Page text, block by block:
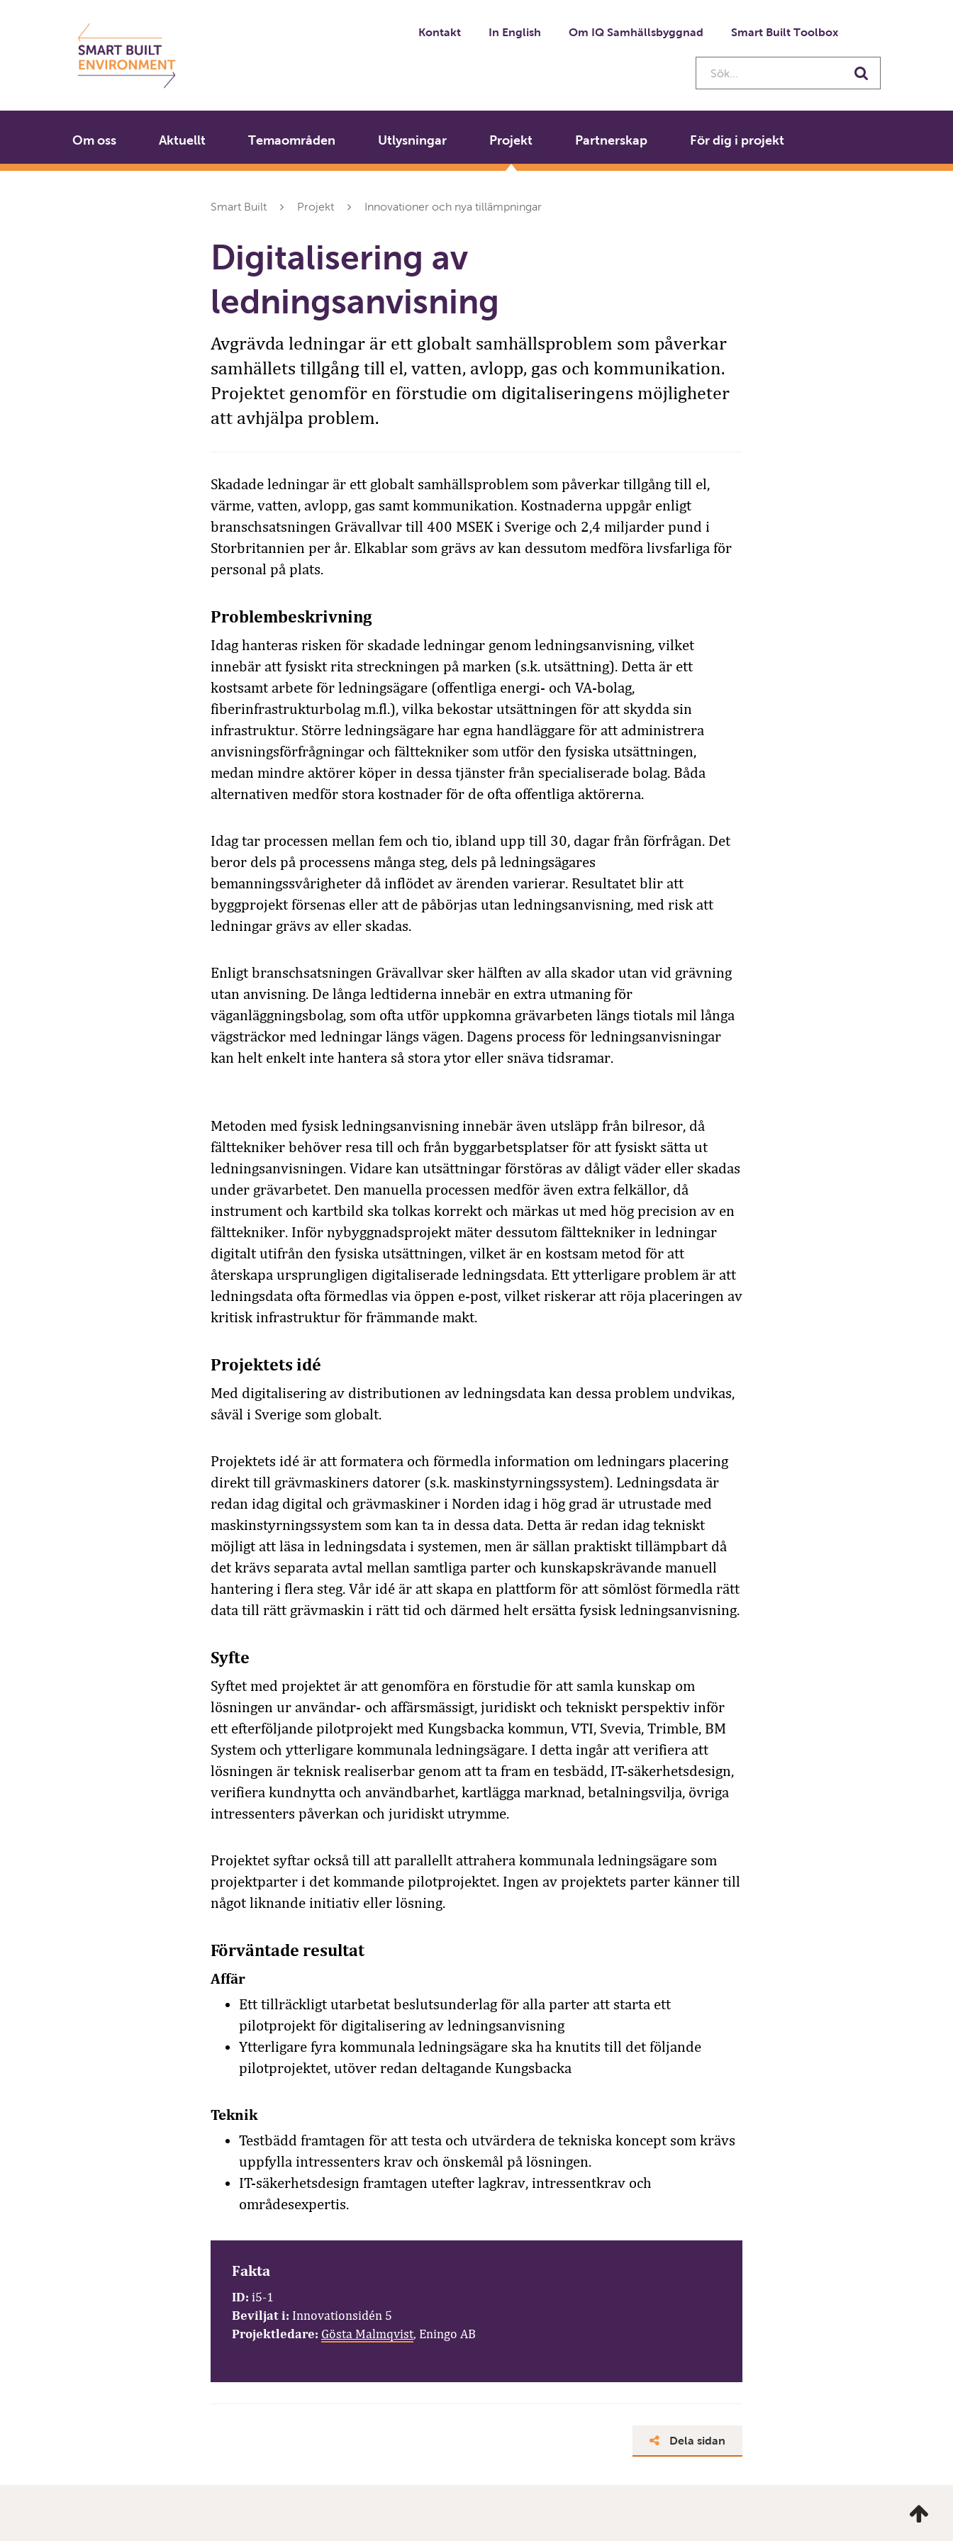
Kontakt In English Om IQ Samhällsbyggnad Smart Built Toolbox
Sök
Om oss Aktuellt Temaområden Utlysningar Projekt Partnerskap För dig i projekt
Smart Built Projekt Innovationer och nya tillämpningar
Digitalisering av
ledningsanvisning
Avgrävda ledningar är ett globalt samhällsproblem som påverkar
samhällets tillgång till el, vatten, avlopp, gas och kommunikation.
Projektet genomför en förstudie om digitaliseringens möjligheter
att avhjälpa problem.
Skadade ledningar är ett globalt samhällsproblem som påverkar tillgång till el,
värme, vatten, avlopp, gas samt kommunikation. Kostnaderna uppgår enligt
branschsatsningen Grävallvar till 400 MSEK i Sverige och 2,4 miljarder pund i
Storbritannien per år. Elkablar som grävs av kan dessutom medföra livsfarliga för
personal på plats.
Problembeskrivning
Idag hanteras risken för skadade ledningar genom ledningsanvisning, vilket
innebär att fysiskt rita streckningen på marken (s.k. utsättning). Detta är ett
kostsamt arbete för ledningsägare (offentliga energi- och VA-bolag,
fiberinfrastrukturbolag m.fl.), vilka bekostar utsättningen för att skydda sin
infrastruktur. Större ledningsägare har egna handläggare för att administrera
anvisningsförfrågningar och fälttekniker som utför den fysiska utsättningen,
medan mindre aktörer köper in dessa tjänster från specialiserade bolag. Båda
alternativen medför stora kostnader för de ofta offentliga aktörerna.
Idag tar processen mellan fem och tio, ibland upp till 30, dagar från förfrågan. Det
beror dels på processens många steg, dels på ledningsägares
bemanningssvårigheter då inflödet av ärenden varierar. Resultatet blir att
byggprojekt försenas eller att de påbörjas utan ledningsanvisning, med risk att
ledningar grävs av eller skadas.
Enligt branschsatsningen Grävallvar sker hälften av alla skador utan vid grävning
utan anvisning. De långa ledtiderna innebär en extra utmaning för
väganläggningsbolag, som ofta utför uppkomna grävarbeten längs tiotals mil långa
vägsträckor med ledningar längs vägen. Dagens process för ledningsanvisningar
kan helt enkelt inte hantera så stora ytor eller snäva tidsramar.
Metoden med fysisk ledningsanvisning innebär även utsläpp från bilresor, då
fälttekniker behöver resa till och från byggarbetsplatser för att fysiskt sätta ut
ledningsanvisningen. Vidare kan utsättningar förstöras av dåligt väder eller skadas
under grävarbetet. Den manuella processen medför även extra felkällor, då
instrument och kartbild ska tolkas korrekt och märkas ut med hög precision av en
fälttekniker. Inför nybyggnadsprojekt mäter dessutom fälttekniker in ledningar
digitalt utifrån den fysiska utsättningen, vilket är en kostsam metod för att
återskapa ursprungligen digitaliserade ledningsdata. Ett ytterligare problem är att
ledningsdata ofta förmedlas via öppen e-post, vilket riskerar att röja placeringen av
kritisk infrastruktur för främmande makt.
Projektets idé
Med digitalisering av distributionen av ledningsdata kan dessa problem undvikas,
såväl i Sverige som globalt.
Projektets idé är att formatera och förmedla information om ledningars placering
direkt till grävmaskiners datorer (s.k. maskinstyrningssystem). Ledningsdata är
redan idag digital och grävmaskiner i Norden idag i hög grad är utrustade med
maskinstyrningssystem som kan ta in dessa data. Detta är redan idag tekniskt
möjligt att läsa in ledningsdata i systemen, men är sällan praktiskt tillämpbart då
det krävs separata avtal mellan samtliga parter och kunskapskrävande manuell
hantering i flera steg. Vår idé är att skapa en plattform för att sömlöst förmedla rätt
data till rätt grävmaskin i rätt tid och därmed helt ersätta fysisk ledningsanvisning.
Syfte
Syftet med projektet är att genomföra en förstudie för att samla kunskap om
lösningen ur användar- och affärsmässigt, juridiskt och tekniskt perspektiv inför
ett efterföljande pilotprojekt med Kungsbacka kommun, VTI, Svevia, Trimble, BM
System och ytterligare kommunala ledningsägare. I detta ingår att verifiera att
lösningen är teknisk realiserbar genom att ta fram en tesbädd, IT-säkerhetsdesign,
verifiera kundnytta och användbarhet, kartlägga marknad, betalningsvilja, övriga
intressenters påverkan och juridiskt utrymme.
Projektet syftar också till att parallellt attrahera kommunala ledningsägare som
projektparter i det kommande pilotprojektet. Ingen av projektets parter känner till
något liknande initiativ eller lösning.
Förväntade resultat
Affär
Ett tillräckligt utarbetat beslutsunderlag för alla parter att starta ett
pilotprojekt för digitalisering av ledningsanvisning
Ytterligare fyra kommunala ledningsägare ska ha knutits till det följande
pilotprojektet, utöver redan deltagande Kungsbacka
Teknik
Testbädd framtagen för att testa och utvärdera de tekniska koncept som krävs
uppfylla intressenters krav och önskemål på lösningen.
IT-säkerhetsdesign framtagen utefter lagkrav, intressentkrav och
områdesexpertis.
Fakta
ID: i5-1
Beviljat i: Innovationsidén 5
Projektledare: Gösta Malmqvist, Eningo AB
Dela sidan
mig